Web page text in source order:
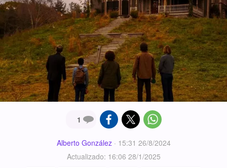
1
Alberto González· 15:31 26/8/2024
Actualizado: 16:06 28/1/2025